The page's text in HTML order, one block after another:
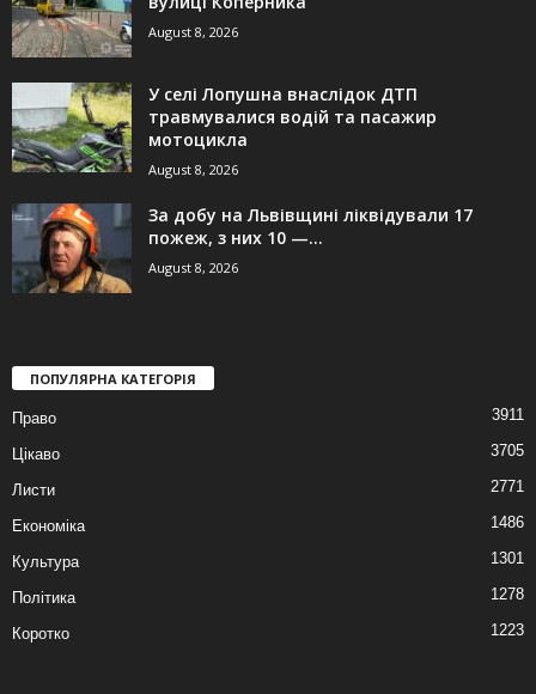
August 8, 2026
У селі Лопушна внаслідок ДТП
травмувалися водій та пасажир
мотоцикла
August 8, 2026
За добу на Львівщині ліквідували 17
пожеж, з них 10 —...
August 8, 2026
ПОПУЛЯРНА КАТЕГОРІЯ
Право 3911
Цікаво 3705
Листи 2771
Економіка 1486
Культура 1301
Політика 1278
Коротко 1223